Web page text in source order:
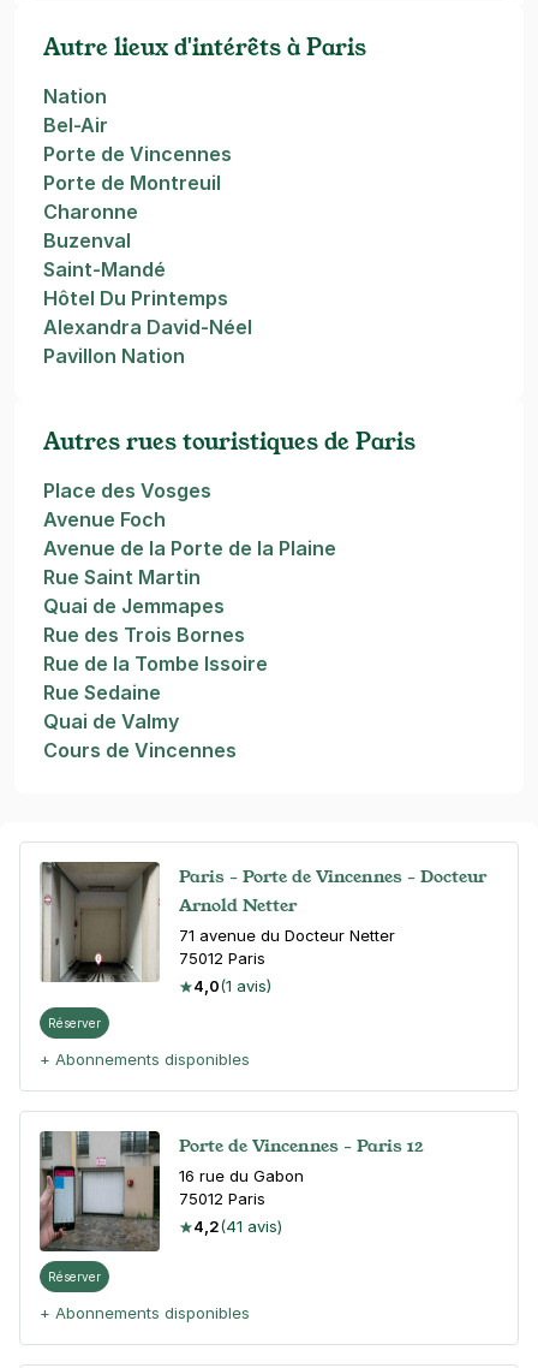
Paris - Porte de Vincennes - Docteur
Arnold Netter
71 avenue du Docteur Netter
75012 Paris
4,0(1 avis)
Réserver
+ Abonnements disponibles
Porte de Vincennes - Paris 12
16 rue du Gabon
75012 Paris
4,2(41 avis)
Réserver
+ Abonnements disponibles
Autre lieux d'intérêts à Paris
Nation
Bel-Air
Porte de Vincennes
Porte de Montreuil
Charonne
Buzenval
Saint-Mandé
Hôtel Du Printemps
Alexandra David-Néel
Pavillon Nation
Autres rues touristiques de Paris
Place des Vosges
Avenue Foch
Avenue de la Porte de la Plaine
Rue Saint Martin
Quai de Jemmapes
Rue des Trois Bornes
Rue de la Tombe Issoire
Rue Sedaine
Quai de Valmy
Cours de Vincennes